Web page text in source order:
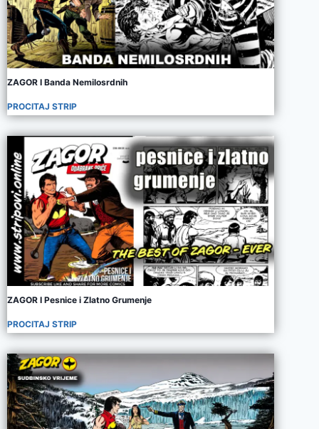
ZAGOR I Banda Nemilosrdnih
PROCITAJ STRIP
ZAGOR I Pesnice i Zlatno Grumenje
PROCITAJ STRIP